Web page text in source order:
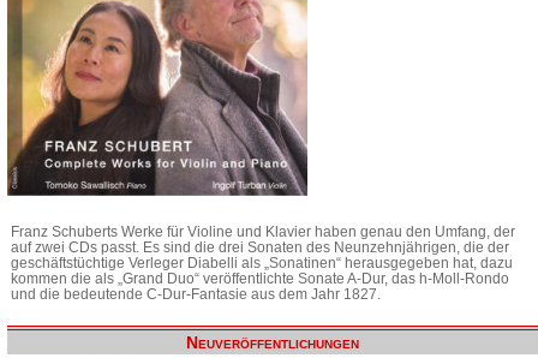
Franz Schuberts Werke für Violine und Klavier haben genau den Umfang, der
auf zwei CDs passt. Es sind die drei Sonaten des Neunzehnjährigen, die der
geschäftstüchtige Verleger Diabelli als „Sonatinen“ herausgegeben hat, dazu
kommen die als „Grand Duo“ veröffentlichte Sonate A-Dur, das h-Moll-Rondo
und die bedeutende C-Dur-Fantasie aus dem Jahr 1827.
Neuveröffentlichungen